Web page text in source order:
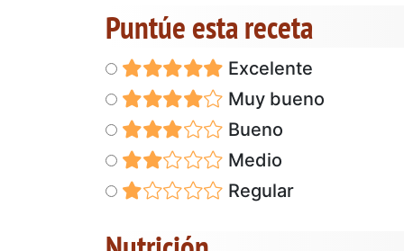
Puntúe esta receta
Excelente
Muy bueno
Bueno
Medio
Regular